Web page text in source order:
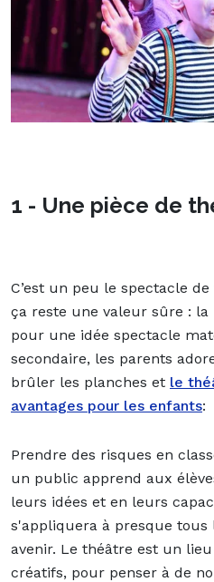
1 - Une pièce de
C’est un peu le spectacle de
ça reste une valeur sûre :
pour une idée spectacle
secondaire, les parents
brûler les planches et le
avantages pour les enfants:
Prendre des risques en
un public apprend aux
leurs idées et en leurs
s'appliquera à presque tous
avenir. Le théâtre est un lieu
créatifs, pour penser à de